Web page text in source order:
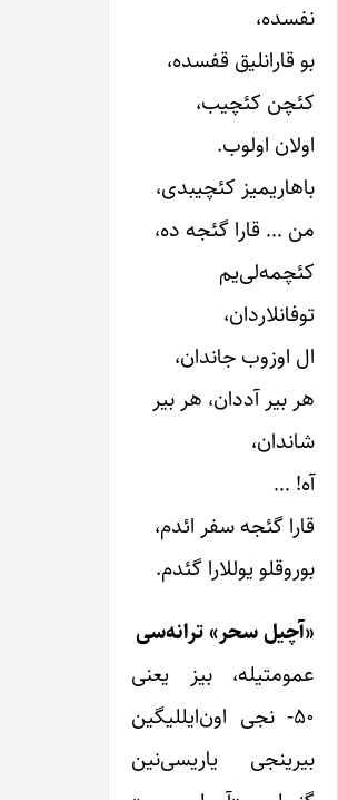
نفسده،
بو قارانلیق قفسده،
کئچن کئچیب،
اولان اولوب.
باهاریمیز کئچیبدی،
من … قارا گئجه ده،
کئچمه‌لی‌یم
توفانلاردان،
ال اوزوب جاندان،
هر بیر آددان، هر بیر
شاندان،
آه! …
قارا گئجه سفر ائدم،
بوروقلو ‌یوللارا گئدم.
«آچیل سحر» ترانه‌سی
عمومتیله، بیز ‌یعنی
۵۰- نجی اون‌ایللیگین
بیرینجی ‌یاریسی‌نین